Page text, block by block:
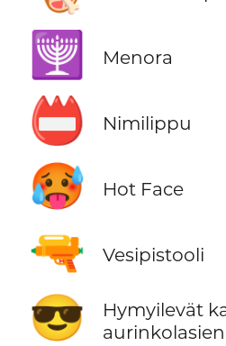
🕎 Menora
📛 Nimilippu
🥵 Hot Face
🔫 Vesipistooli
😎
Hymyilevät